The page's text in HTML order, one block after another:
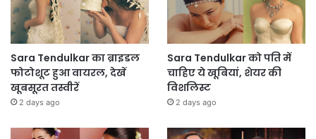
Sara Tendulkar का ब्राइडल
फोटोशूट हुआ वायरल, देखें
खूबसूरत तस्वीरें
2 days ago
Sara Tendulkar को पति में
चाहिए ये खूबियां, शेयर की
विशलिस्ट
2 days ago